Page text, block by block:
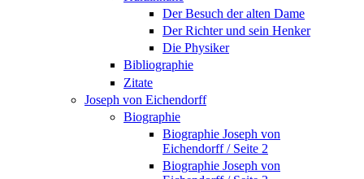
Der Besuch der alten Dame
Der Richter und sein Henker
Die Physiker
Bibliographie
Zitate
Joseph von Eichendorff
Biographie
Biographie Joseph von
Eichendorff / Seite 2
Biographie Joseph von